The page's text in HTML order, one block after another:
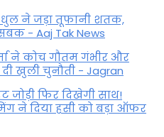
धुल ने जड़ा तूफानी शतक,
- Aaj Tak News
ने कोच गौतम गंभीर और
खुली चुनौती - Jagran
जोड़ी फिर दिखेगी साथ!
ने दिया हसी को बड़ा ऑफर